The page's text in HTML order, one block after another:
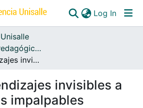
Log In
Actualidades Pedagógicas
De los aprendizajes invisibles a los recursos impalpables
invisibles a
impalpables